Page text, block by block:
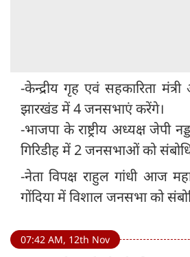
-केन्द्रीय गृह एवं सहकारिता मंत्री
झारखंड में 4 जनसभाएं करेंगे।
-भाजपा के राष्ट्रीय अध्यक्ष जेपी
गिरिडीह में 2 जनसभाओं को
-नेता विपक्ष राहुल गांधी आज
गोंदिया में विशाल जनसभा को
07:42 AM, 12th Nov